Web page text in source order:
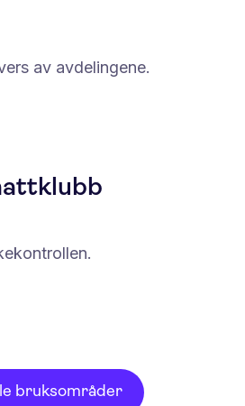
av avdelingene.
bruksområder